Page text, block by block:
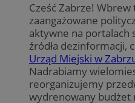
Cześć Zabrze!
zaangażowane
aktywne na portalach
źródła dezinformacji,
Urząd Miejski w
Nadrabiamy
reorganizujemy
wydrenowany budżet